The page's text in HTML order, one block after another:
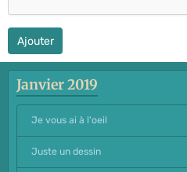
Ajouter
Janvier 2019
Je vous ai à l'oeil
Juste un dessin